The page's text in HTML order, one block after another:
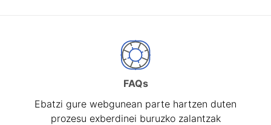
FAQs
Ebatzi gure webgunean parte hartzen duten
prozesu exberdinei buruzko zalantzak